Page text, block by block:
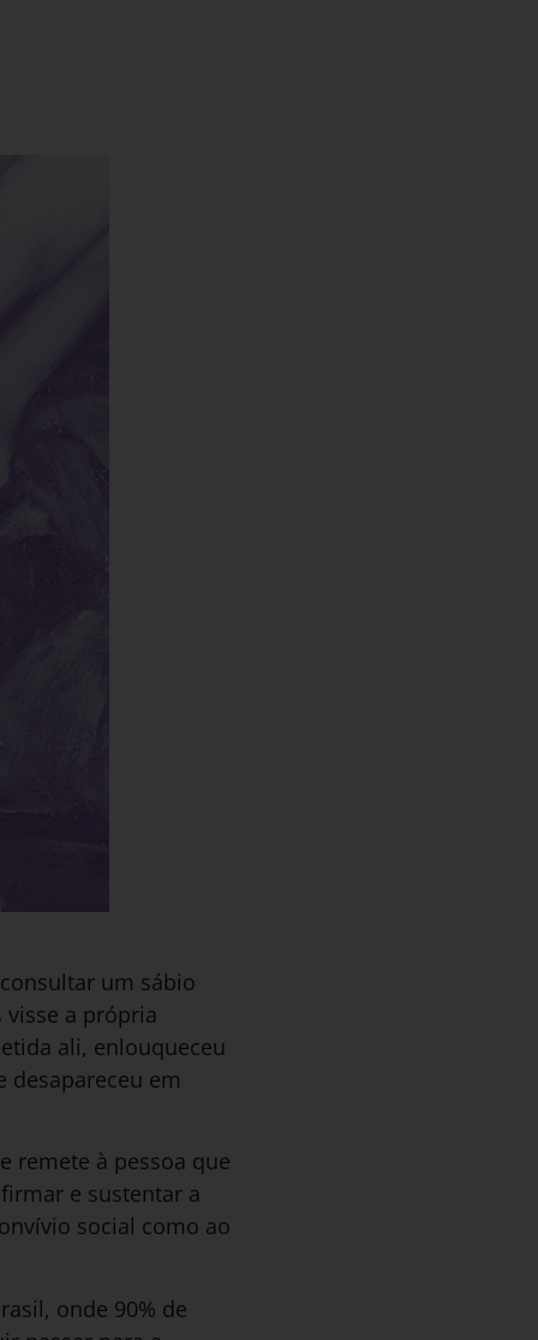
um sábio
a própria
ali, enlouqueceu
desapareceu em
remete à pessoa que
e sustentar a
social como ao
onde 90% de